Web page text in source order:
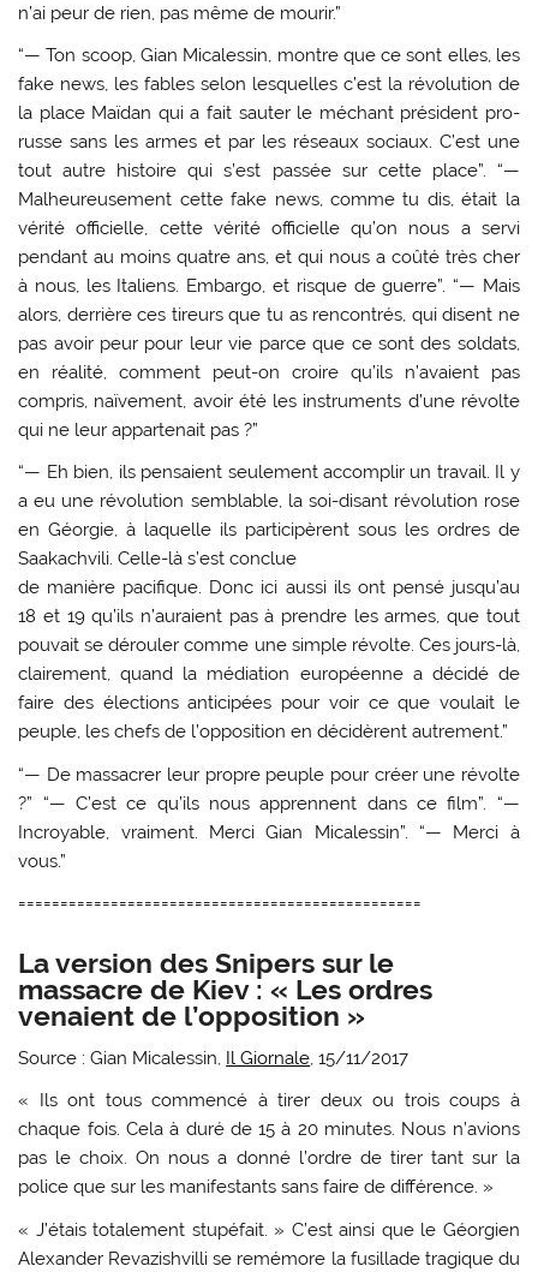
n’ai peur de rien, pas même de mourir.”
“— Ton scoop, Gian Micalessin, montre que ce sont elles, les
fake news, les fables selon lesquelles c’est la révolution de
la place Maïdan qui a fait sauter le méchant président pro-
russe sans les armes et par les réseaux sociaux. C’est une
tout autre histoire qui s’est passée sur cette place”. “—
Malheureusement cette fake news, comme tu dis, était la
vérité officielle, cette vérité officielle qu’on nous a servi
pendant au moins quatre ans, et qui nous a coûté très cher
à nous, les Italiens. Embargo, et risque de guerre”. “— Mais
alors, derrière ces tireurs que tu as rencontrés, qui disent ne
pas avoir peur pour leur vie parce que ce sont des soldats,
en réalité, comment peut-on croire qu’ils n’avaient pas
compris, naïvement, avoir été les instruments d’une révolte
qui ne leur appartenait pas ?”
“— Eh bien, ils pensaient seulement accomplir un travail. Il y
a eu une révolution semblable, la soi-disant révolution rose
en Géorgie, à laquelle ils participèrent sous les ordres de
Saakachvili. Celle-là s’est conclue
de manière pacifique. Donc ici aussi ils ont pensé jusqu’au
18 et 19 qu’ils n’auraient pas à prendre les armes, que tout
pouvait se dérouler comme une simple révolte. Ces jours-là,
clairement, quand la médiation européenne a décidé de
faire des élections anticipées pour voir ce que voulait le
peuple, les chefs de l’opposition en décidèrent autrement.”
“— De massacrer leur propre peuple pour créer une révolte
?” “— C’est ce qu’ils nous apprennent dans ce film”. “—
Incroyable, vraiment. Merci Gian Micalessin”. “— Merci à
vous.”
================================================
La version des Snipers sur le
massacre de Kiev : « Les ordres
venaient de l’opposition »
Source : Gian Micalessin, Il Giornale, 15/11/2017
« Ils ont tous commencé à tirer deux ou trois coups à
chaque fois. Cela à duré de 15 à 20 minutes. Nous n’avions
pas le choix. On nous a donné l’ordre de tirer tant sur la
police que sur les manifestants sans faire de différence. »
« J’étais totalement stupéfait. » C’est ainsi que le Géorgien
Alexander Revazishvilli se remémore la fusillade tragique du